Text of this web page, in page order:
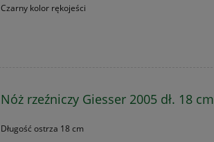
Czarny kolor rękojeści
Nóż rzeźniczy Giesser 2005 dł. 18 cm
Długość ostrza 18 cm